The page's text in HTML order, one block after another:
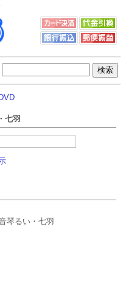
DVD
七羽
琴るい・七羽